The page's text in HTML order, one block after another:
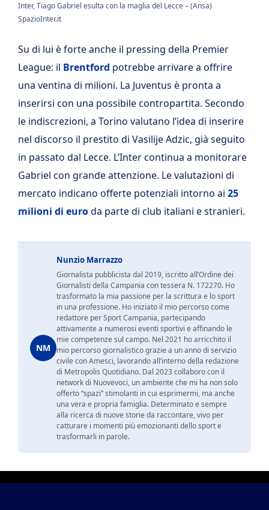
Inter, Tiago Gabriel esulta con la maglia del Lecce – (Ansa)
SpazioInter.it
Su di lui è forte anche il pressing della Premier
League: il Brentford potrebbe arrivare a offrire
una ventina di milioni. La Juventus è pronta a
inserirsi con una possibile contropartita. Secondo
le indiscrezioni, a Torino valutano l’idea di inserire
nel discorso il prestito di Vasilije Adzic, già seguito
in passato dal Lecce. L’Inter continua a monitorare
Gabriel con grande attenzione. Le valutazioni di
mercato indicano offerte potenziali intorno ai 25
milioni di euroda parte di club italiani e stranieri.
NM
Nunzio Marrazzo
Giornalista pubblicista dal 2019, iscritto all’Ordine dei
Giornalisti della Campania con tessera N. 172270. Ho
trasformato la mia passione per la scrittura e lo sport
in una professione. Ho iniziato il mio percorso come
redattore per Sport Campania, partecipando
attivamente a numerosi eventi sportivi e affinando le
mie competenze sul campo. Nel 2021 ho arricchito il
mio percorso giornalistico grazie a un anno di servizio
civile con Amesci, lavorando all’interno della redazione
di Metropolis Quotidiano. Dal 2023 collaboro con il
network di Nuovevoci, un ambiente che mi ha non solo
offerto “spazi” stimolanti in cui esprimermi, ma anche
una vera e propria famiglia. Determinato e sempre
alla ricerca di nuove storie da raccontare, vivo per
catturare i momenti più emozionanti dello sport e
trasformarli in parole.